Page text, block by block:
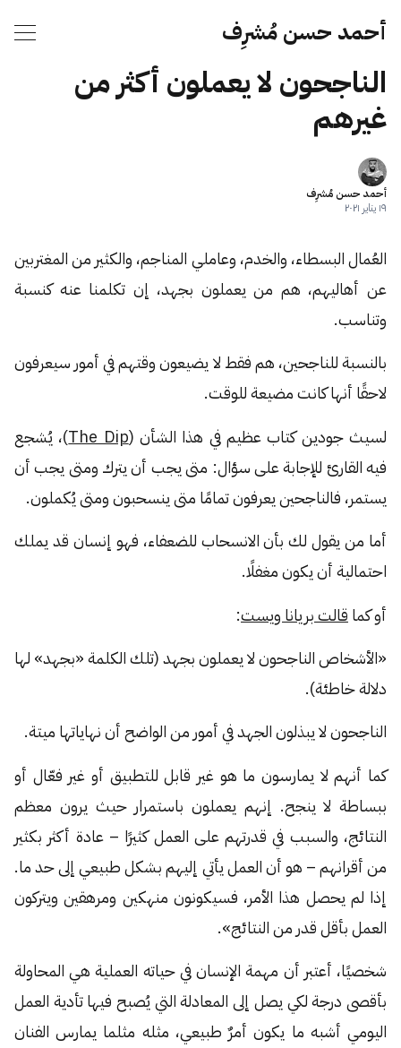
أحمد حسن مُشرِف
الناجحون لا يعملون أكثر من
غيرهم
أحمد حسن مُشرِف
١٩ يناير ٢٠٢١
العُمال البسطاء، والخدم، وعاملي المناجم، والكثير من المغتربين
عن أهاليهم، هم من يعملون بجهد، إن تكلمنا عنه كنسبة
وتناسب.
بالنسبة للناجحين، هم فقط لا يضيعون وقتهم في أمور سيعرفون
لاحقًا أنها كانت مضيعة للوقت.
لسيث جودين كتاب عظيم في هذا الشأن (The Dip)، يُشجع
فيه القارئ للإجابة على سؤال: متى يجب أن يترك ومتى يجب أن
يستمر، فالناجحين يعرفون تمامًا متى ينسحبون ومتى يُكملون.
أما من يقول لك بأن الانسحاب للضعفاء، فهو إنسان قد يملك
احتمالية أن يكون مغفلًا.
أو كما قالت بريانا ويست:
«الأشخاص الناجحون لا يعملون بجهد (تلك الكلمة «بجهد» لها
دلالة خاطئة).
الناجحون لا يبذلون الجهد في أمور من الواضح أن نهاياتها ميتة.
كما أنهم لا يمارسون ما هو غير قابل للتطبيق أو غير فعّال أو
ببساطة لا ينجح. إنهم يعملون باستمرار حيث يرون معظم
النتائج، والسبب في قدرتهم على العمل كثيرًا – عادة أكثر بكثير
من أقرانهم – هو أن العمل يأتي إليهم بشكل طبيعي إلى حد ما.
إذا لم يحصل هذا الأمر، فسيكونون منهكين ومرهقين ويتركون
العمل بأقل قدر من النتائج».
شخصيًا، أعتبر أن مهمة الإنسان في حياته العملية هي المحاولة
بأقصى درجة لكي يصل إلى المعادلة التي يُصبح فيها تأدية العمل
اليومي أشبه ما يكون أمرٌ طبيعي، مثله مثلما يمارس الفنان